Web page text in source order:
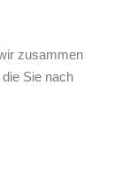
zusammen
Sie nach